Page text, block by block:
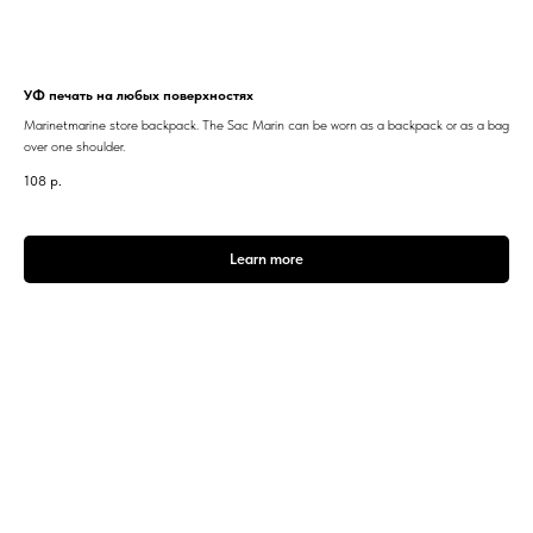
УФ печать на любых поверхностях
Marinetmarine store backpack. The Sac Marin can be worn as a backpack or as a bag
over one shoulder.
108 р.
Learn more